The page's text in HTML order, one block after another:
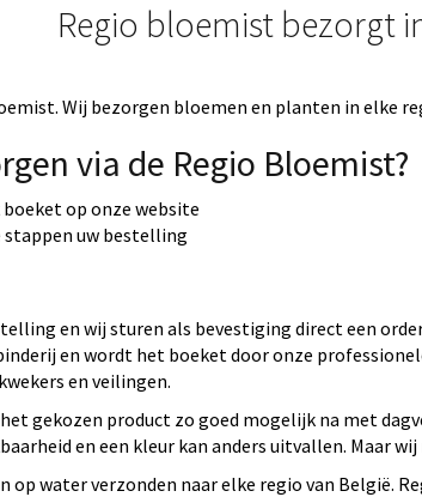
Regio bloemist bezorgt
Wij bezorgen bloemen en planten in elke
via de Regio Bloemist?
boeket op onze website
stappen uw bestelling
en wij sturen als bevestiging direct een
en wordt het boeket door onze
en veilingen.
gekozen product zo goed mogelijk na met
en een kleur kan anders uitvallen. Maar
op water verzonden naar elke regio van België.